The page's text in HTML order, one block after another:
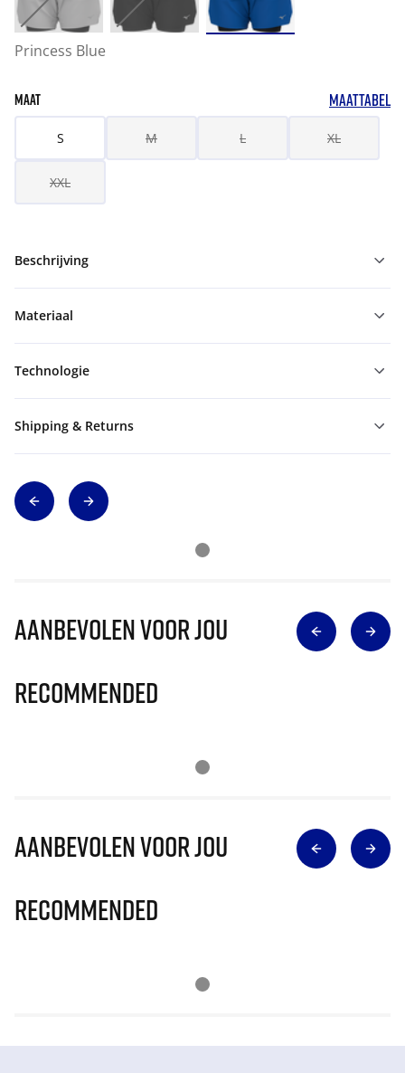
Princess Blue
MAAT MAATTABEL
S M L XL
XXL
Beschrijving
Materiaal
Technologie
Shipping & Returns
Aanbevolen voor jou
Recommended
Aanbevolen voor jou
Recommended